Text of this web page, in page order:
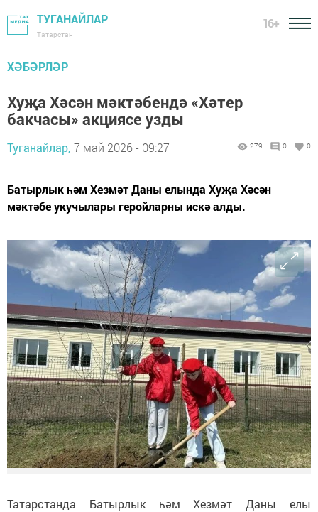
ТУГАНАЙЛАР
Татарстан
16+
ХӘБӘРЛӘР
Хуҗа Хәсән мәктәбендә «Хәтер
бакчасы» акциясе узды
Туганайлар, 7 май 2026 - 09:27 279 0 0
Батырлык һәм Хезмәт Даны елында Хуҗа Хәсән
мәктәбе укучылары геройларны искә алды.
Татарстанда Батырлык һәм Хезмәт Даны елы